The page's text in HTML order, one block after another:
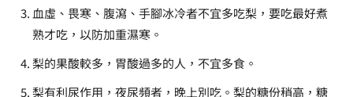
血虛、畏寒、腹瀉、手腳冰冷者不宜多吃梨，要吃最好煮
熟才吃，以防加重濕寒。
梨的果酸較多，胃酸過多的人，不宜多食。
梨有利尿作用，夜尿頻者，晚上別吃。梨的糖份稍高，糖